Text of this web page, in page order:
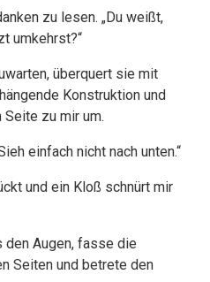
zu lesen. „Du weißt,
umkehrst?“
überquert sie mit
Konstruktion und
zu mir um.
einfach nicht nach unten.“
und ein Kloß schnürt mir
den Augen, fasse die
Seiten und betrete den